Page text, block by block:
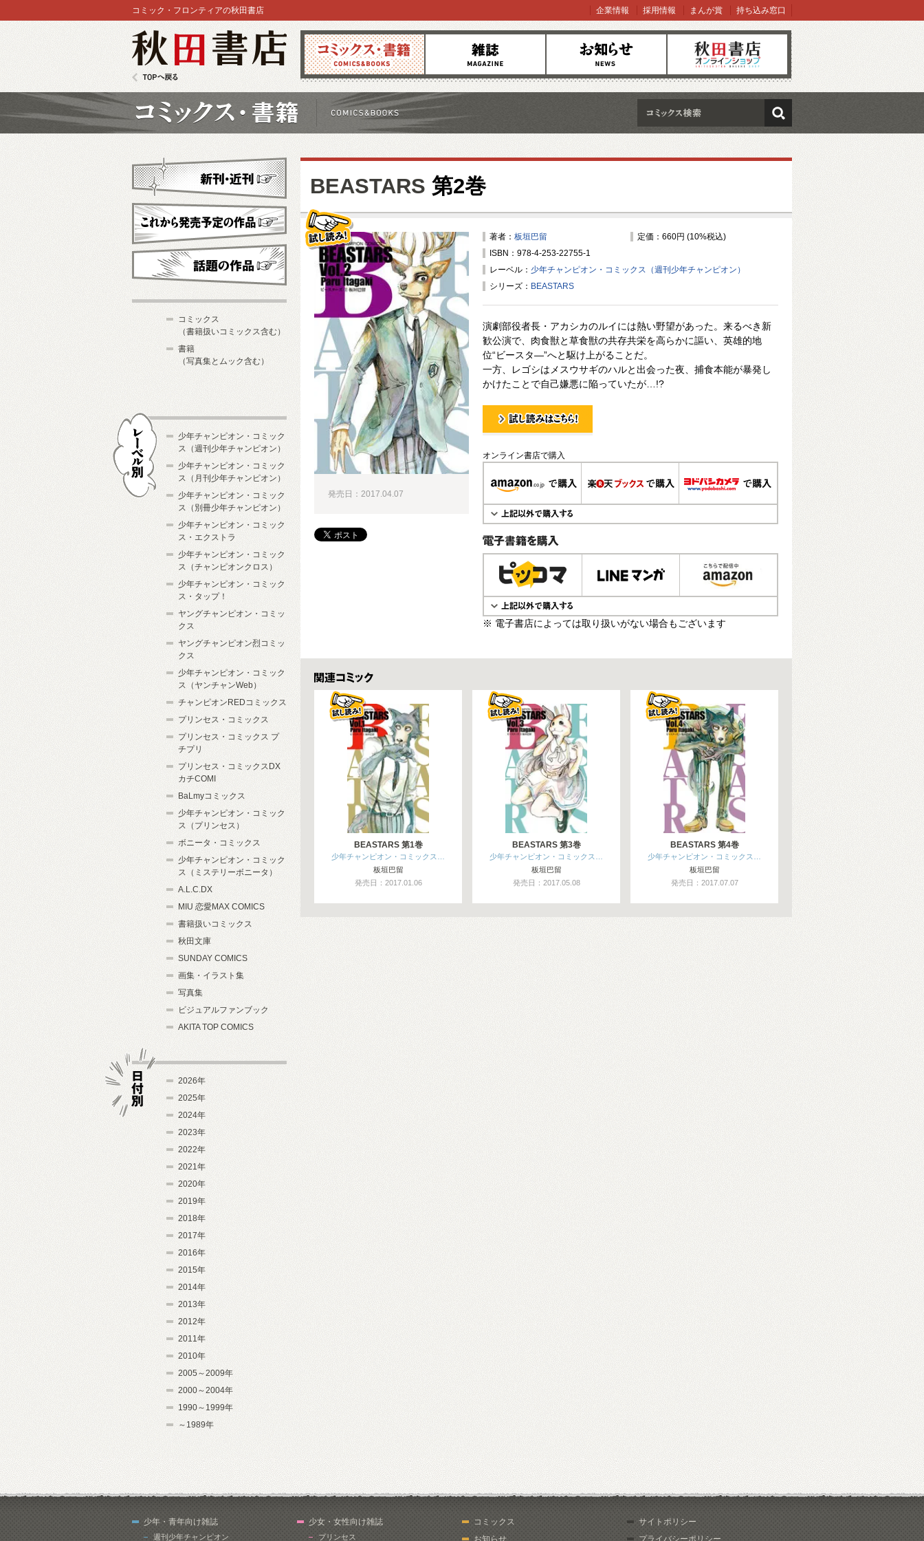
コミックス 雑誌 お知らせ オンラインショップ
コミック・フロンティアの秋田書店 企業情報 採用情報 まんが賞 持ち込み窓口
検索
BEASTARS 第2巻
著者： 板垣巴留
定価：660円 (10%税込)
ISBN：978-4-253-22755-1
レーベル： 少年チャンピオン・コミックス（週刊少年チャンピオン）
シリーズ： BEASTARS
演劇部役者長・アカシカのルイには熱い野望があった。来るべき新
歓公演で、肉食獣と草食獣の共存共栄を高らかに謳い、英雄的地
位“ビースタ―”へと駆け上がることだ。
一方、レゴシはメスウサギのハルと出会った夜、捕食本能が暴発し
かけたことで自己嫌悪に陥っていたが…!?
試し読み！
オンライン書店で購入
電子書籍で購入
※ 電子書店によっては取り扱いがない場合もございます
発売日：2017.04.07
関連コミックス
BEASTARS 第1巻
少年チャンピオン・コミックス…
板垣巴留
発売日：2017.01.06
BEASTARS 第3巻
少年チャンピオン・コミックス…
板垣巴留
発売日：2017.05.08
BEASTARS 第4巻
少年チャンピオン・コミックス…
板垣巴留
発売日：2017.07.07
新刊・近刊
これから発売予定
コミックス
（書籍扱いコミックス含む）
書籍
（写真集とムック含む）
少年チャンピオン・コミック
ス（週刊少年チャンピオン）
少年チャンピオン・コミック
ス（月刊少年チャンピオン）
少年チャンピオン・コミック
ス（別冊少年チャンピオン）
少年チャンピオン・コミック
ス・エクストラ
少年チャンピオン・コミック
ス（チャンピオンクロス）
少年チャンピオン・コミック
ス・タップ！
ヤングチャンピオン・コミッ
クス
ヤングチャンピオン烈コミッ
クス
少年チャンピオン・コミック
ス（ヤンチャンWeb）
チャンピオンREDコミックス
プリンセス・コミックス
プリンセス・コミックス プ
チプリ
プリンセス・コミックスDX
カチCOMI
BaLmyコミックス
少年チャンピオン・コミック
ス（プリンセス）
ボニータ・コミックス
少年チャンピオン・コミック
ス（ミステリーボニータ）
A.L.C.DX
MIU 恋愛MAX COMICS
書籍扱いコミックス
秋田文庫
SUNDAY COMICS
画集・イラスト集
写真集
ビジュアルファンブック
AKITA TOP COMICS
2026年
2025年
2024年
2023年
2022年
2021年
2020年
2019年
2018年
2017年
2016年
2015年
2014年
2013年
2012年
2011年
2010年
2005～2009年
2000～2004年
1990～1999年
～1989年
少年・青年向け雑誌
週刊少年チャンピオン
少女・女性向け雑誌
プリンセス
コミックス
お知らせ
サイトポリシー
プライバシーポリシー